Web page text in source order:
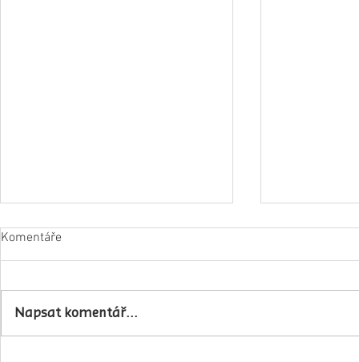
Komentáře
Napsat komentář...